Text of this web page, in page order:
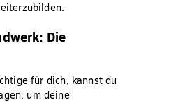
Die
für dich, kannst du
um deine